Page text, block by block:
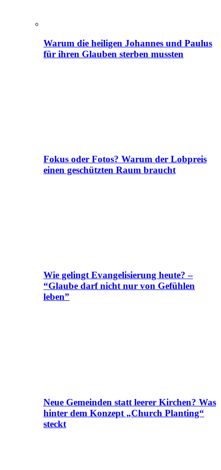
Warum die heiligen Johannes und Paulus
für ihren Glauben sterben mussten
Fokus oder Fotos? Warum der Lobpreis
einen geschützten Raum braucht
Wie gelingt Evangelisierung heute? –
“Glaube darf nicht nur von Gefühlen
leben”
Neue Gemeinden statt leerer Kirchen? Was
hinter dem Konzept „Church Planting“
steckt